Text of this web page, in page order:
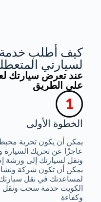
كيف أطلب
لسيارتي
عند تعرض سيارتك
على الطريق
الخطوة الأولى
يمكن أن يكون تجربة
عاجزًا عن تحريك السيارة
ونقل لسيارتك إلى ورشة
يمكن أن تكون شركة
لمساعدتك في نقل
الكويت خدمة سحب ونقل
وكفاءة